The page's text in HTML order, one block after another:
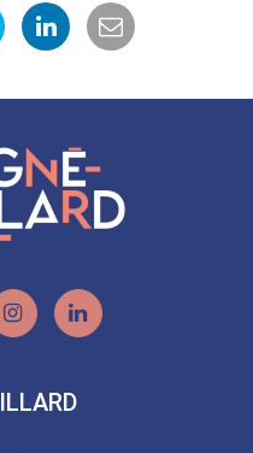
Partager
LinkedIn
Partager
email
Lien
le
compte
Lien